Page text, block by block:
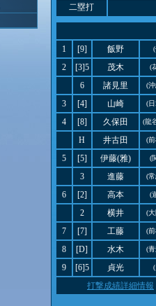
二塁打
1 [9] 飯野
2 [3]5 茂木 (
6 諸見里 (
3 [4] 山崎 (
4 [8] 久保田 (龍
H 井古田 (
5 [5] 伊藤(雅) (
3 進藤 (
6 [2] 高本 (
2 横井 (
7 [7] 工藤 (
8 [D] 水木 (
9 [6]5 貞光
打撃成績詳細情報